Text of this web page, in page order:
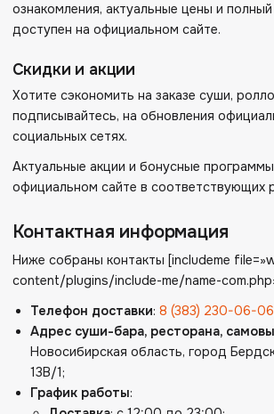
ознакомления, актуальные цены и
доступен на официальном сайте.
Скидки и акции
Хотите сэкономить на заказе суши,
подписывайтесь, на обновления
социальных сетях.
Актуальные акции и бонусные
официальном сайте в соответствующих
Контактная информация
Ниже собраны контакты [includeme
content/plugins/include-me/name-
Телефон доставки: 8 (383) 230-06-
Адрес суши-бара, ресторана,
Новосибирская область, город
13В/1;
График работы: